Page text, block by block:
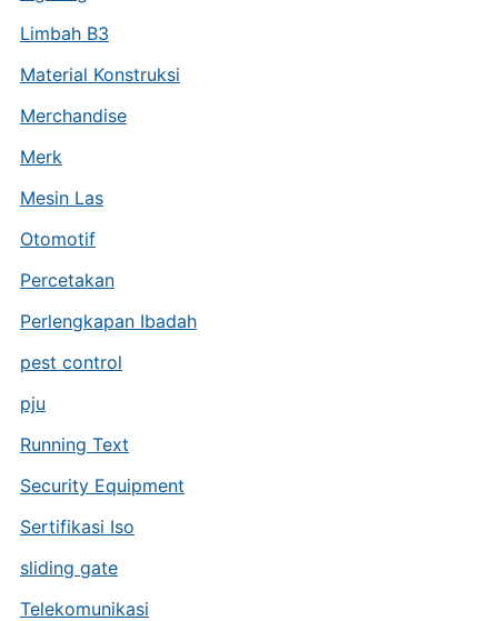
Limbah B3
Material Konstruksi
Merchandise
Merk
Mesin Las
Otomotif
Percetakan
Perlengkapan Ibadah
pest control
pju
Running Text
Security Equipment
Sertifikasi Iso
sliding gate
Telekomunikasi